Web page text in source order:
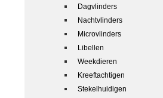
Dagvlinders
Nachtvlinders
Microvlinders
Libellen
Weekdieren
Kreeftachtigen
Stekelhuidigen